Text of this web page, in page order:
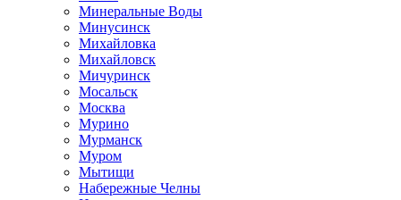
Минеральные Воды
Минусинск
Михайловка
Михайловск
Мичуринск
Мосальск
Москва
Мурино
Мурманск
Муром
Мытищи
Набережные Челны